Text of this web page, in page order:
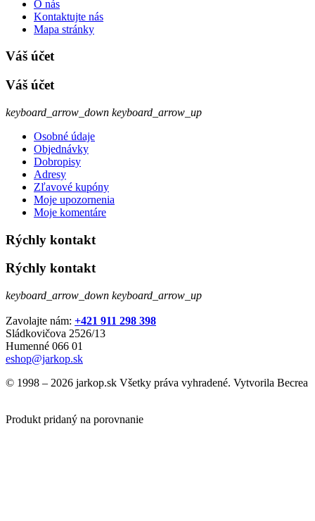
O nás
Kontaktujte nás
Mapa stránky
Váš účet
Váš účet
keyboard_arrow_down keyboard_arrow_up
Osobné údaje
Objednávky
Dobropisy
Adresy
Zľavové kupóny
Moje upozornenia
Moje komentáre
Rýchly kontakt
Rýchly kontakt
keyboard_arrow_down keyboard_arrow_up
Zavolajte nám: +421 911 298 398
Sládkovičova 2526/13
Humenné 066 01
eshop@jarkop.sk
© 1998 – 2026 jarkop.sk Všetky práva vyhradené. Vytvorila Becrea
Produkt pridaný na porovnanie